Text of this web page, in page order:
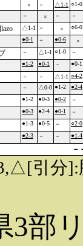
× － △1-1 ○1-0
－ × － －
△1-1 － × ○6-0
●0-1 － ●0-6 ×
－ △1-1 ○1-0 －
●1-2 ●0-1 － ●0-1
－ － △1-1 ○4-2
－ △0-0 ●1-2 ●2-4
●1-2 ●0-3 ●0-2 －
●0-3 ●2-4 ●0-1 －
●1-3 ●0-5 － ○2-0
●2-3 － － ●1-4
－
引分]:
3部